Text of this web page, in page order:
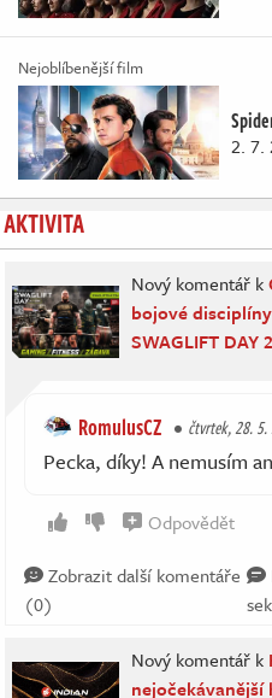
Nejoblíbenější film
2. 7.
AKTIVITA
Nový komentář k
bojové
SWAGLIFT DAY
RomulusCZ čtvrtek, 28.
Pecka, díky! A nemusím
Odpovědět
Zobrazit další komentáře
(0)
Nový komentář k
nejočekávanější